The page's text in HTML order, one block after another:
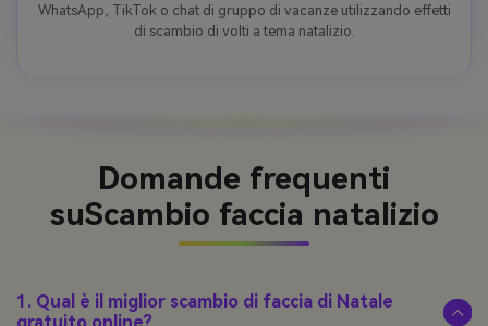
WhatsApp, TikTok o chat di gruppo di vacanze utilizzando effetti
di scambio di volti a tema natalizio.
Domande frequenti
suScambio faccia natalizio
1. Qual è il miglior scambio di faccia di Natale